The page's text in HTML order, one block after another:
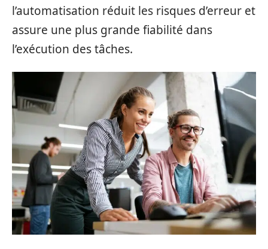
l’automatisation réduit les risques d’erreur et
assure une plus grande fiabilité dans
l’exécution des tâches.